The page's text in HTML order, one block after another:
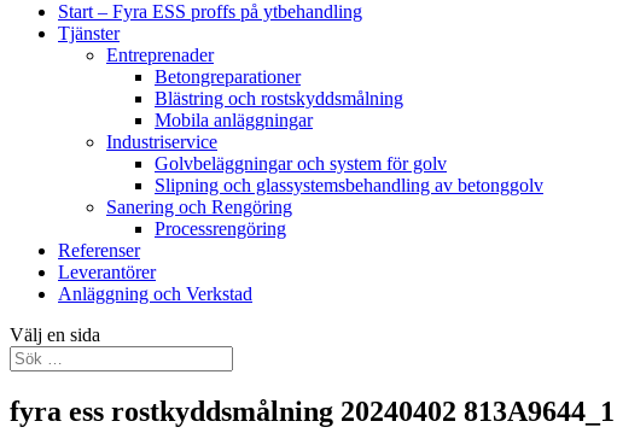
Start – Fyra ESS proffs på ytbehandling
Tjänster
Entreprenader
Betongreparationer
Blästring och rostskyddsmålning
Mobila anläggningar
Industriservice
Golvbeläggningar och system för golv
Slipning och glassystemsbehandling av betonggolv
Sanering och Rengöring
Processrengöring
Referenser
Leverantörer
Anläggning och Verkstad
Välj en sida
fyra ess rostkyddsmålning 20240402 813A9644_1